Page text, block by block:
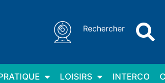
Rechercher
LOISIRS INTERCO